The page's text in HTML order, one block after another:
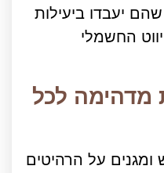
יעבדו ביעילות
החשמלי
מדהימה לכל
על הרהיטים